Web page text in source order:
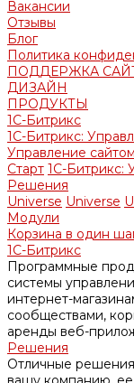
Вакансии
Отзывы
Блог
Политика
ПОДДЕРЖКА
ДИЗАЙН
ПРОДУКТЫ
1С-Битрикс
1С-Битрикс:
Управление
Старт 1С-Битрикс:
Решения
Universe Universe
Модули
Корзина в один
1С-Битрикс
Программные
системы
интернет-
сообществами,
аренды веб-
Решения
Отличные